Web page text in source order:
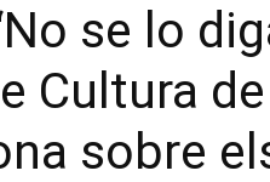
se lo
Cultura
sobre